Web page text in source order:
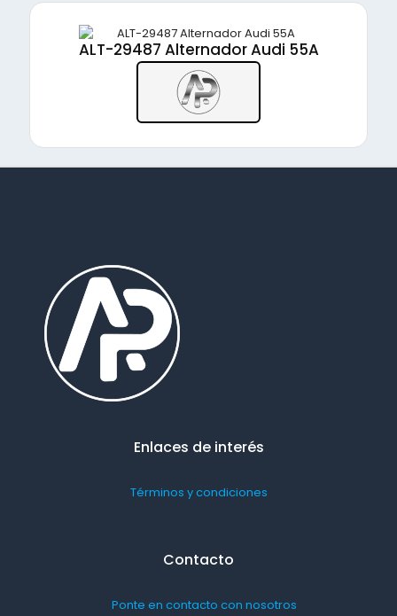
ALT-29487 Alternador Audi 55A
Enlaces de interés
Términos y condiciones
Contacto
Ponte en contacto con nosotros